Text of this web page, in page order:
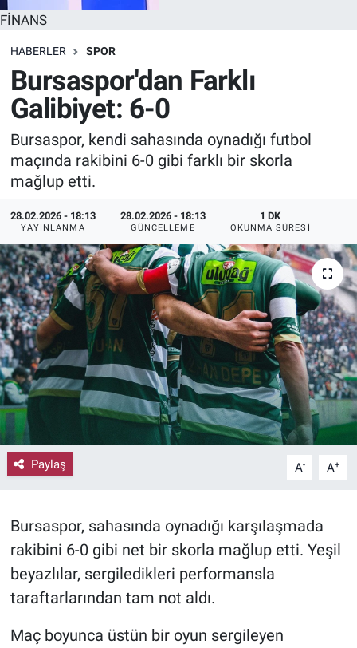
FİNANS
HABERLER SPOR
Bursaspor'dan Farklı
Galibiyet: 6-0
Bursaspor, kendi sahasında oynadığı futbol
maçında rakibini 6-0 gibi farklı bir skorla
mağlup etti.
28.02.2026 - 18:13
YAYINLANMA
28.02.2026 - 18:13
GÜNCELLEME
1 DK
OKUNMA SÜRESI
Paylaş A- A+
Bursaspor, sahasında oynadığı karşılaşmada
rakibini 6-0 gibi net bir skorla mağlup etti. Yeşil
beyazlılar, sergiledikleri performansla
taraftarlarından tam not aldı.
Maç boyunca üstün bir oyun sergileyen